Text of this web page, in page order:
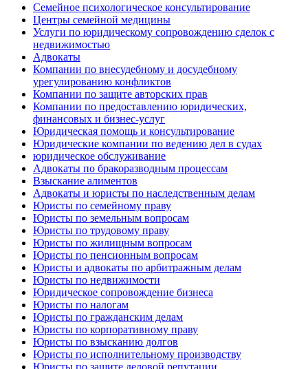
Семейное психологическое консультирование
Центры семейной медицины
Услуги по юридическому сопровождению сделок с
недвижимостью
Адвокаты
Компании по внесудебному и досудебному
урегулированию конфликтов
Компании по защите авторских прав
Компании по предоставлению юридических,
финансовых и бизнес-услуг
Юридическая помощь и консультирование
Юридические компании по ведению дел в судах
юридическое обслуживание
Адвокаты по бракоразводным процессам
Взыскание алиментов
Адвокаты и юристы по наследственным делам
Юристы по семейному праву
Юристы по земельным вопросам
Юристы по трудовому праву
Юристы по жилищным вопросам
Юристы по пенсионным вопросам
Юристы и адвокаты по арбитражным делам
Юристы по недвижимости
Юридическое сопровождение бизнеса
Юристы по налогам
Юристы по гражданским делам
Юристы по корпоративному праву
Юристы по взысканию долгов
Юристы по исполнительному производству
Юристы по защите деловой репутации